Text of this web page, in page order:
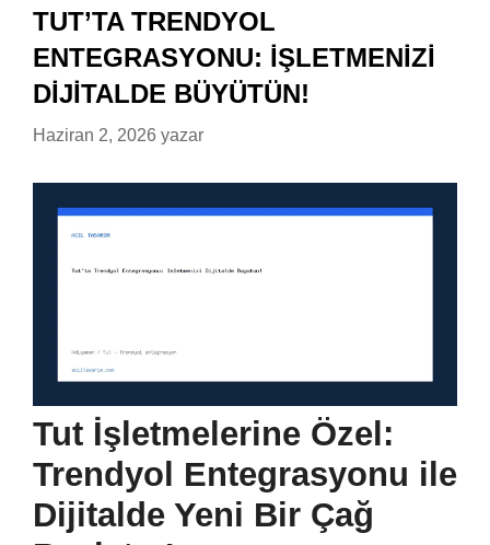
TUT’TA TRENDYOL
ENTEGRASYONU: İŞLETMENIZI
DIJITALDE BÜYÜTÜN!
Haziran 2, 2026 yazar
Tut İşletmelerine Özel:
Trendyol Entegrasyonu ile
Dijitalde Yeni Bir Çağ